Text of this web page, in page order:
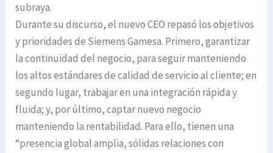
subraya.
Durante su discurso, el nuevo CEO repasó los objetivos
y prioridades de Siemens Gamesa. Primero, garantizar
la continuidad del negocio, para seguir manteniendo
los altos estándares de calidad de servicio al cliente; en
segundo lugar, trabajar en una integración rápida y
fluida; y, por último, captar nuevo negocio
manteniendo la rentabilidad. Para ello, tienen una
“presencia global amplia, sólidas relaciones con